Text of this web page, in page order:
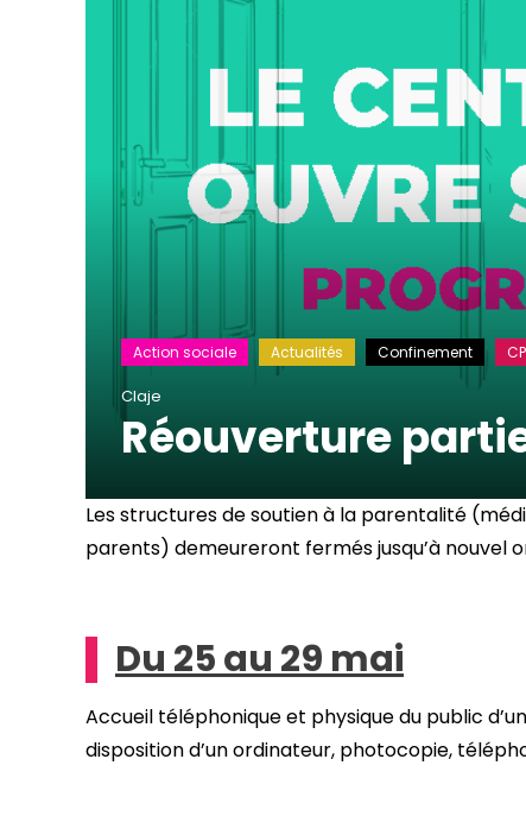
Action sociale Actualités Confinement
Claje
Réouverture
Les structures de soutien à la parentalité
parents) demeureront fermés jusqu’à nouvel
Du 25 au 29 mai
Accueil téléphonique et physique du public
disposition d’un ordinateur, photocopie,